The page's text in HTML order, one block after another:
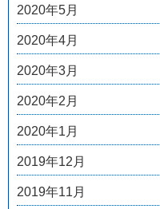
2020年5月
2020年4月
2020年3月
2020年2月
2020年1月
2019年12月
2019年11月